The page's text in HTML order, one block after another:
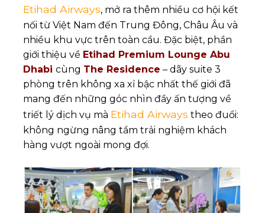
Etihad Airways, mở ra thêm nhiều cơ hội kết
nối từ Việt Nam đến Trung Đông, Châu Âu và
nhiều khu vực trên toàn cầu. Đặc biệt, phần
giới thiệu về Etihad Premium Lounge Abu
Dhabi cùng The Residence – dãy suite 3
phòng trên không xa xỉ bậc nhất thế giới đã
mang đến những góc nhìn đầy ấn tượng về
triết lý dịch vụ mà Etihad Airways theo đuổi:
không ngừng nâng tầm trải nghiệm khách
hàng vượt ngoài mong đợi.